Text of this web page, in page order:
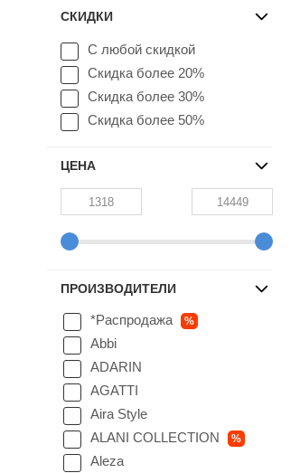
СКИДКИ
С любой скидкой
Скидка более 20%
Скидка более 30%
Скидка более 50%
ЦЕНА
ПРОИЗВОДИТЕЛИ
*Распродажа %
Abbi
ADARIN
AGATTI
Aira Style
ALANI COLLECTION
%
Aleza